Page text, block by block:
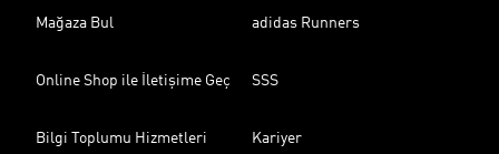
Mağaza Bul adidas Runners
Online Shop ile İletişime Geç SSS
Bilgi Toplumu Hizmetleri Kariyer